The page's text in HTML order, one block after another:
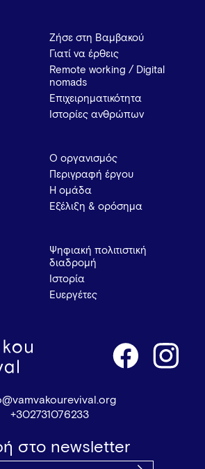
Ζήσε στη Βαμβακού
Γιατί να έρθεις
Remote working / Digital
nomads
Επιχειρηματικότητα
Ιστορίες ανθρώπων
Ο οργανισμός
Περιγραφή έργου
Η ομάδα
Εξέλιξη & ορόσημα
Ψηφιακή πολιτιστική
διαδρομή
Ιστορία
Ευεργέτες
+302731076233
στο newsletter